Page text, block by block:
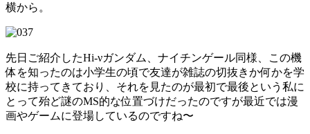
横から。
先日ご紹介したHi-νガンダム、ナイチンゲール同様、この機
体を知ったのは小学生の頃で友達が雑誌の切抜きか何かを学
校に持ってきており、それを見たのが最初で最後という私に
とって殆ど謎のMS的な位置づけだったのですが最近では漫
画やゲームに登場しているのですね〜